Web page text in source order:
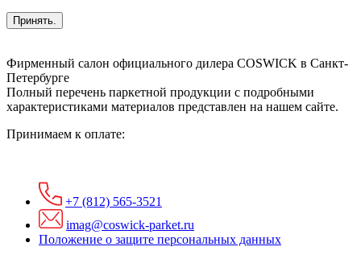
Принять.
Фирменный салон официального дилера COSWICK в Санкт-
Петербурге
Полный перечень паркетной продукции с подробными
характеристиками материалов представлен на нашем сайте.
Принимаем к оплате:
+7 (812) 565-3521
imag@coswick-parket.ru
Положение о защите персональных данных